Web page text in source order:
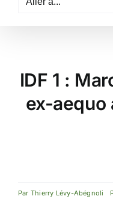
IDF 1 :
ex-aequo
Par Thierry Lévy-Abégnoli